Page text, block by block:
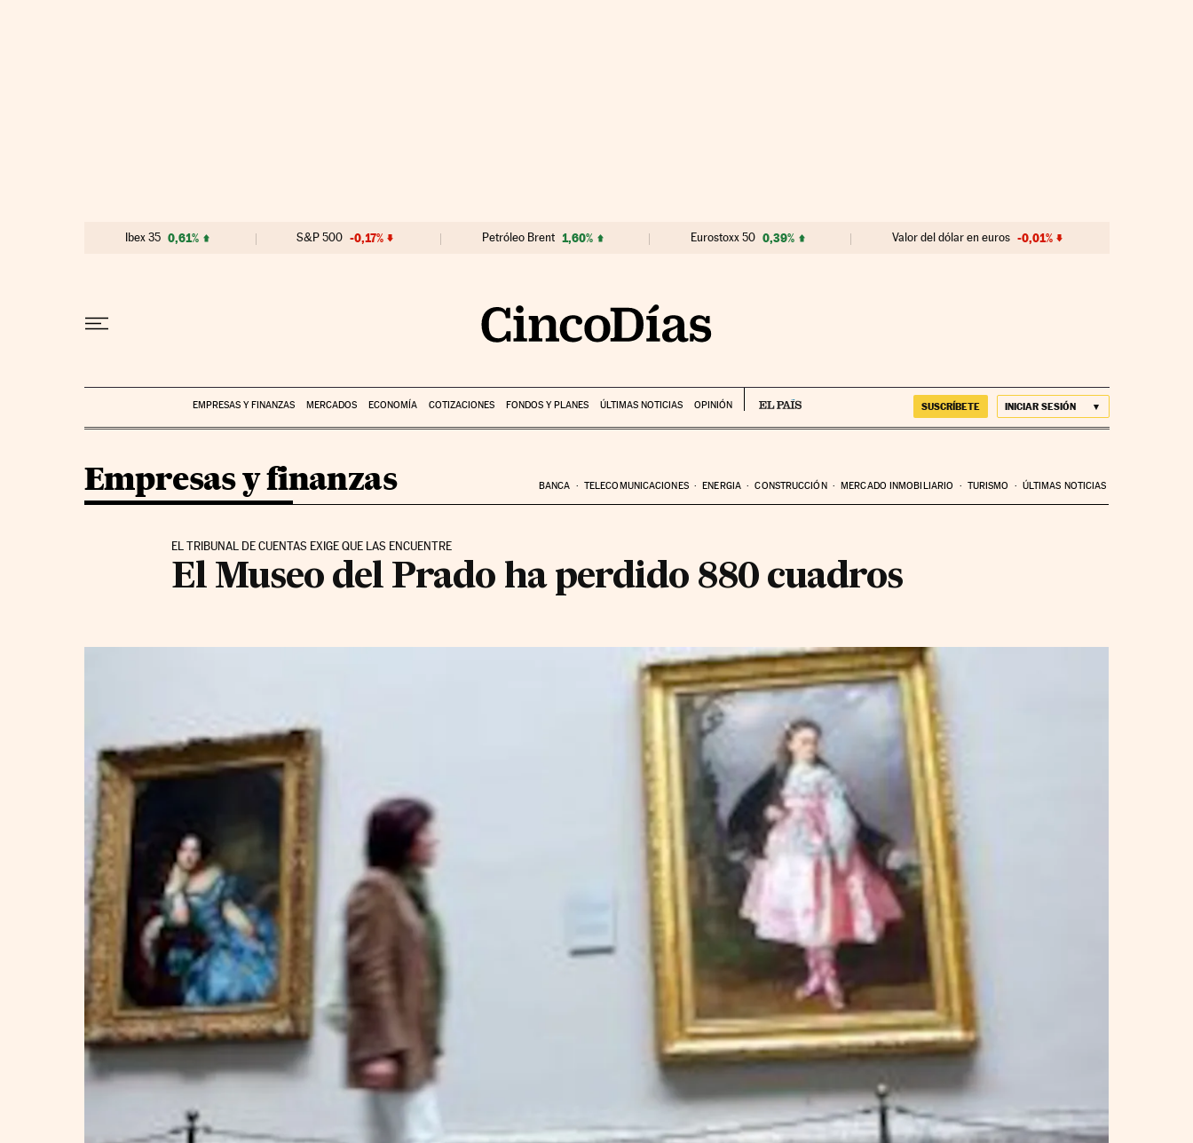
Ibex 35 0,61% S&P 500 -0,17% Petróleo Brent 1,60% Eurostoxx 50 0,39% Valor del dólar en euros -0,01%
EMPRESAS Y FINANZAS MERCADOS ECONOMÍA COTIZACIONES FONDOS Y PLANES ÚLTIMAS NOTICIAS OPINIÓN SUSCRÍBETE INICIAR SESIÓN
Empresas y finanzas BANCA TELECOMUNICACIONES ENERGIA CONSTRUCCIÓN MERCADO INMOBILIARIO TURISMO ÚLTIMAS NOTICIAS
EL TRIBUNAL DE CUENTAS EXIGE QUE LAS ENCUENTRE
El Museo del Prado ha perdido 880 cuadros